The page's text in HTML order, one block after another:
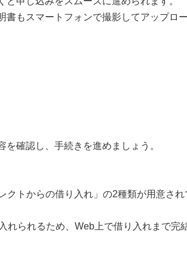
もスマートフォンで撮影してアップロ
確認し、手続きを進めましょう。
クトからの借り入れ」の2種類が用意され
れられるため、Web上で借り入れまで完